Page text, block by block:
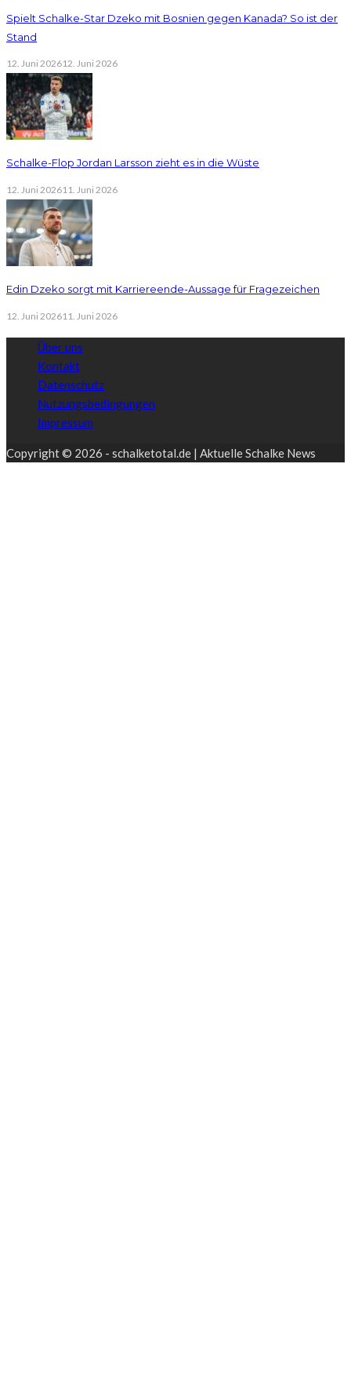
Spielt Schalke-Star Dzeko mit Bosnien gegen Kanada? So ist der
Stand
12. Juni 202612. Juni 2026
Schalke-Flop Jordan Larsson zieht es in die Wüste
12. Juni 202611. Juni 2026
Edin Dzeko sorgt mit Karriereende-Aussage für Fragezeichen
12. Juni 202611. Juni 2026
Über uns
Kontakt
Datenschutz
Nutzungsbedingungen
Impressum
Copyright © 2026 - schalketotal.de | Aktuelle Schalke News